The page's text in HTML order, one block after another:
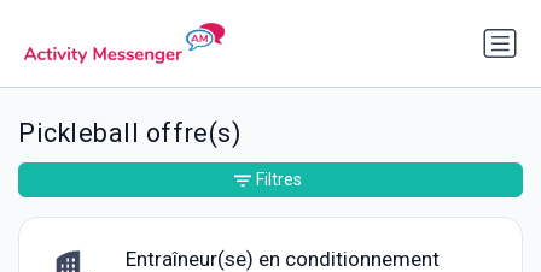
Pickleball offre(s)
Entraîneur(se) en conditionnement
Filtres